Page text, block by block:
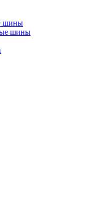
шины
шины